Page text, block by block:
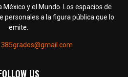
México y el Mundo. Los espacios de
personales a la figura pública que lo
emite.
385grados@gmail.com
US